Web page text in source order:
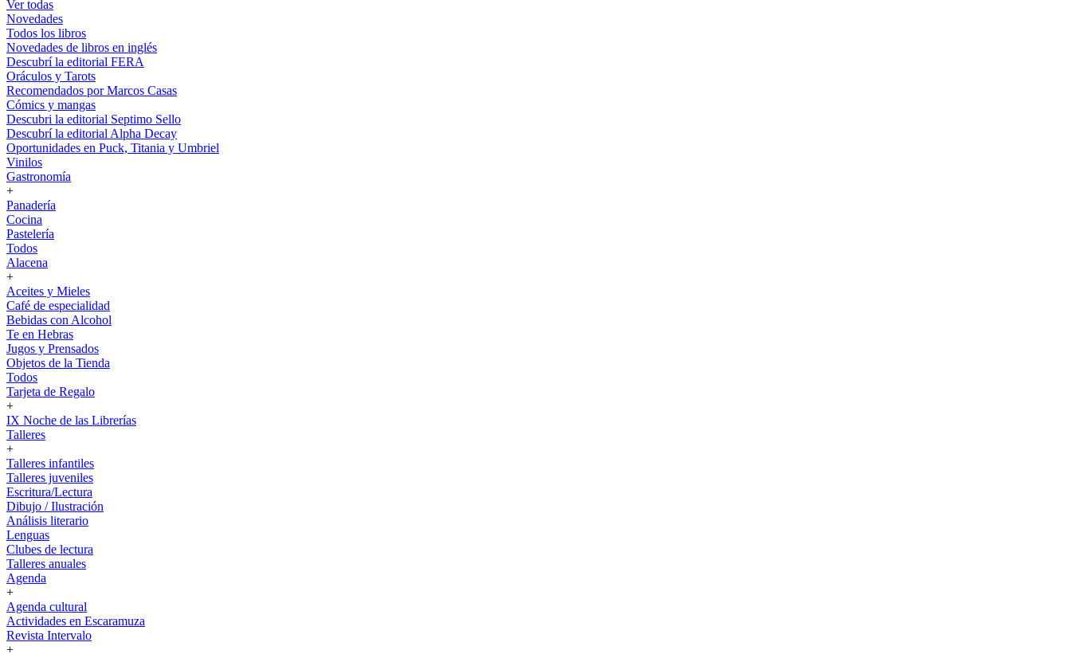
Ver todas
Novedades
Todos los libros
Novedades de libros en inglés
Descubrí la editorial FERA
Oráculos y Tarots
Recomendados por Marcos Casas
Cómics y mangas
Descubri la editorial Septimo Sello
Descubrí la editorial Alpha Decay
Oportunidades en Puck, Titania y Umbriel
Vinilos
Gastronomía
+
Panadería
Cocina
Pastelería
Todos
Alacena
+
Aceites y Mieles
Café de especialidad
Bebidas con Alcohol
Te en Hebras
Jugos y Prensados
Objetos de la Tienda
Todos
Tarjeta de Regalo
+
IX Noche de las Librerías
Talleres
+
Talleres infantiles
Talleres juveniles
Escritura/Lectura
Dibujo / Ilustración
Análisis literario
Lenguas
Clubes de lectura
Talleres anuales
Agenda
+
Agenda cultural
Actividades en Escaramuza
Revista Intervalo
+